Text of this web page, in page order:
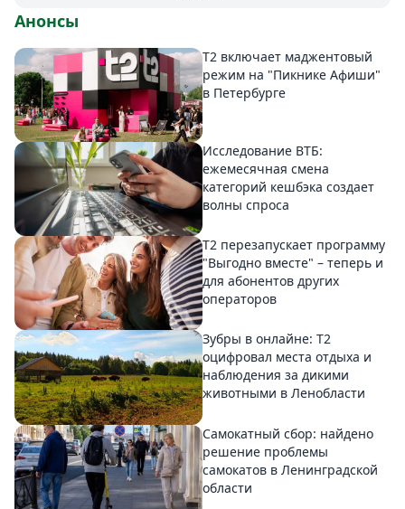
Анонсы
Т2 включает маджентовый
режим на "Пикнике Афиши"
в Петербурге
Исследование ВТБ:
ежемесячная смена
категорий кешбэка создает
волны спроса
Т2 перезапускает программу
"Выгодно вместе" – теперь и
для абонентов других
операторов
Зубры в онлайне: Т2
оцифровал места отдыха и
наблюдения за дикими
животными в Ленобласти
Самокатный сбор: найдено
решение проблемы
самокатов в Ленинградской
области